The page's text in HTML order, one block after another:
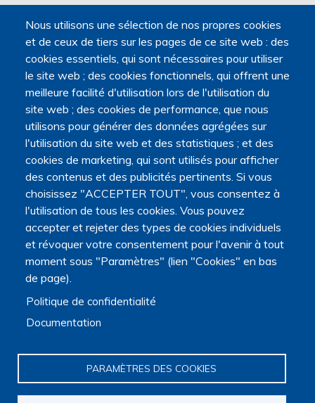
Nous utilisons une sélection de nos propres cookies
et de ceux de tiers sur les pages de ce site web : des
cookies essentiels, qui sont nécessaires pour utiliser
le site web ; des cookies fonctionnels, qui offrent une
meilleure facilité d'utilisation lors de l'utilisation du
site web ; des cookies de performance, que nous
utilisons pour générer des données agrégées sur
l'utilisation du site web et des statistiques ; et des
cookies de marketing, qui sont utilisés pour afficher
des contenus et des publicités pertinents. Si vous
choisissez "ACCEPTER TOUT", vous consentez à
l'utilisation de tous les cookies. Vous pouvez
accepter et rejeter des types de cookies individuels
et révoquer votre consentement pour l'avenir à tout
moment sous "Paramètres" (lien "Cookies" en bas
de page).
Politique de confidentialité
Documentation
PARAMÈTRES DES COOKIES
Navigation principale
Qui sommes nous ?
Présentation
Stratégie scientifique
Panorama de la recherche
Annuaire des chercheurs
Annuaire des chercheurs internationaux
Répertoire des projets
Répertoire des thèses
Répertoire des projets européens
Publications des membres
Cartographie de la recherche
Journées scientifiques
Journées jeunes chercheurs